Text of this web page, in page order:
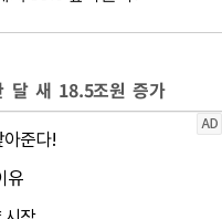
달 새 18.5조원 증가